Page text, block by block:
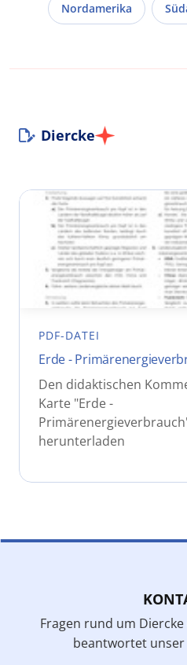
Nordamerika
Diercke
PDF-DATEI
Erde -
Den didaktischen
Karte "Erde -
herunterladen
Fragen rund um
beantwortet unser